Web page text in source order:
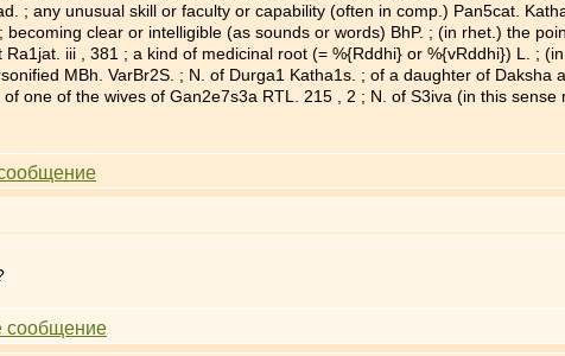
; any unusual skill or faculty or capability (often in comp.) Pan5cat.
becoming clear or intelligible (as sounds or words) BhP. ; (in rhet.) the
iii , 381 ; a kind of medicinal root (= %{Rddhi} or %{vRddhi}) L. ;
MBh. VarBr2S. ; N. of Durga1 Katha1s. ; of a daughter of Daksha
one of the wives of Gan2e7s3a RTL. 215 , 2 ; N. of S3iva (in this sense